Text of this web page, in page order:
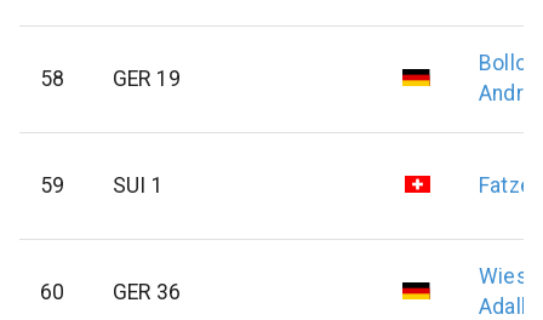
58 GER 19
59 SUI 1 Fatzer
60 GER 36
Wiest